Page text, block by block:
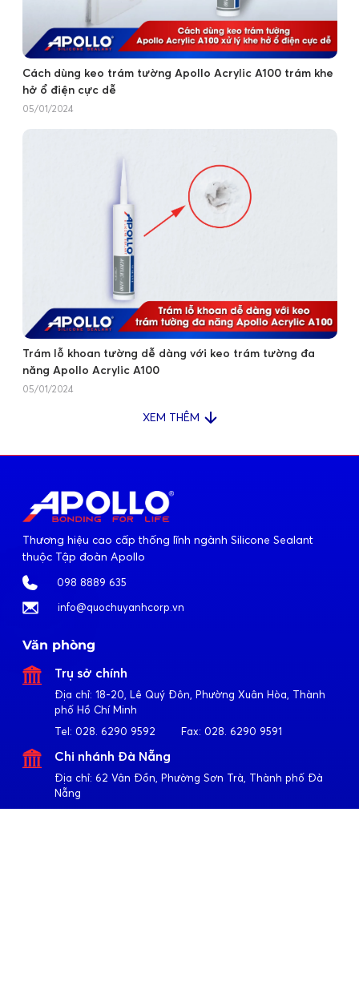
Cách dùng keo trám tường Apollo Acrylic A100 trám khe
hở ổ điện cực dễ
05/01/2024
Trám lỗ khoan tường dễ dàng với keo trám tường đa
năng Apollo Acrylic A100
05/01/2024
XEM THÊM
Thương hiệu cao cấp thống lĩnh ngành Silicone Sealant
thuộc Tập đoàn Apollo
098 8889 635
info@quochuyanhcorp.vn
Văn phòng
Trụ sở chính
Địa chỉ: 18-20, Lê Quý Đôn, Phường Xuân Hòa, Thành
phố Hồ Chí Minh
Tel: 028. 6290 9592 Fax: 028. 6290 9591
Chi nhánh Đà Nẵng
Địa chỉ: 62 Vân Đồn, Phường Sơn Trà, Thành phố Đà
Nẵng